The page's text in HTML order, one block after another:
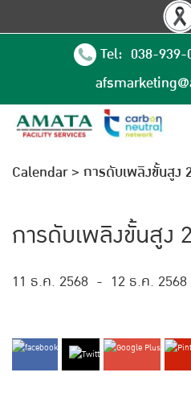
Tel: 038-939-
Calendar> การดับเพลิงขั้นสูง
การดับเพลิงขั้นสูง
11 ธ.ค. 2568 - 12 ธ.ค. 2568